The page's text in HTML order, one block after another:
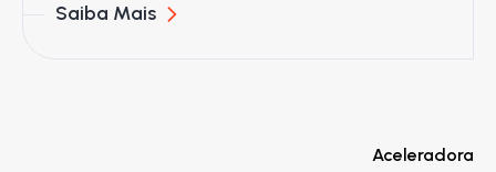
Saiba Mais
Aceleradora